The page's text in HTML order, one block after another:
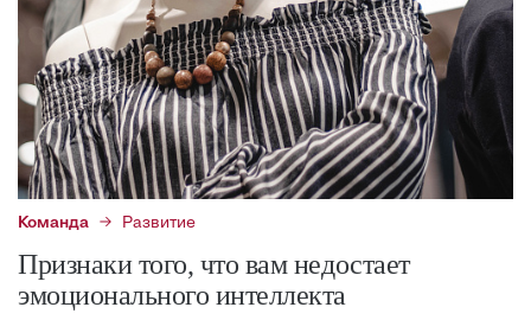
Команда Развитие
Признаки того, что вам недостает
эмоционального интеллекта